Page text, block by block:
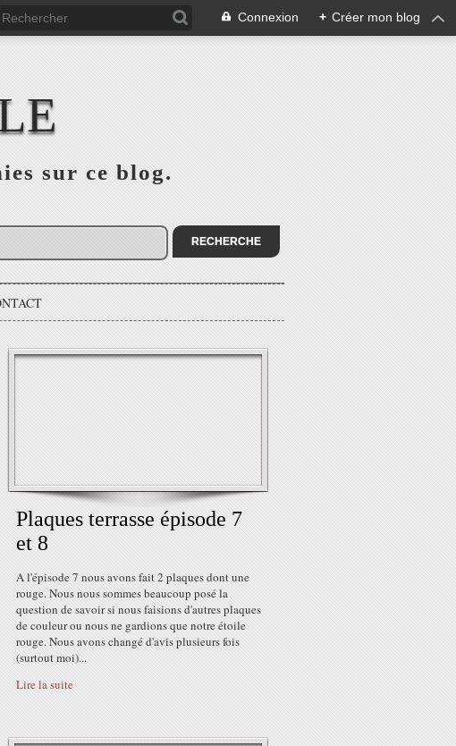
Connexion + Créer mon blog
sur ce blog.
Plaques terrasse épisode 7
et 8
A l'épisode 7 nous avons fait 2 plaques dont une
rouge. Nous nous sommes beaucoup posé la
question de savoir si nous faisions d'autres plaques
de couleur ou nous ne gardions que notre étoile
rouge. Nous avons changé d'avis plusieurs fois
(surtout moi)...
Lire la suite